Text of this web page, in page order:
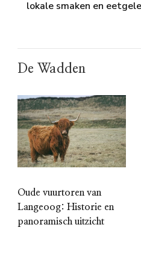
lokale smaken en
De Wadden
Oude vuurtoren van
Langeoog: Historie en
panoramisch uitzicht